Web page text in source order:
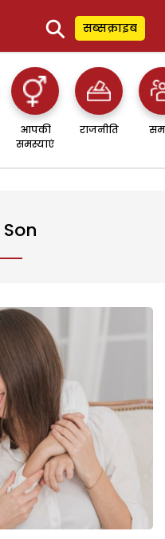
⚲ सब्सक्राइब
आपकी
समस्याएं
राजनीति